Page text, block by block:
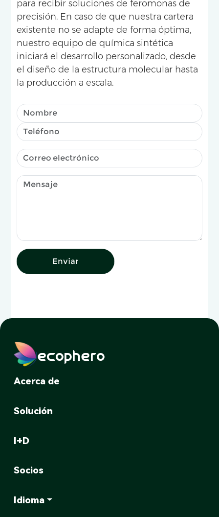
para recibir soluciones de feromonas de
precisión. En caso de que nuestra cartera
existente no se adapte de forma óptima,
nuestro equipo de química sintética
iniciará el desarrollo personalizado, desde
el diseño de la estructura molecular hasta
la producción a escala.
Enviar
ecophero
Acerca de
Solución
I+D
Socios
Idioma